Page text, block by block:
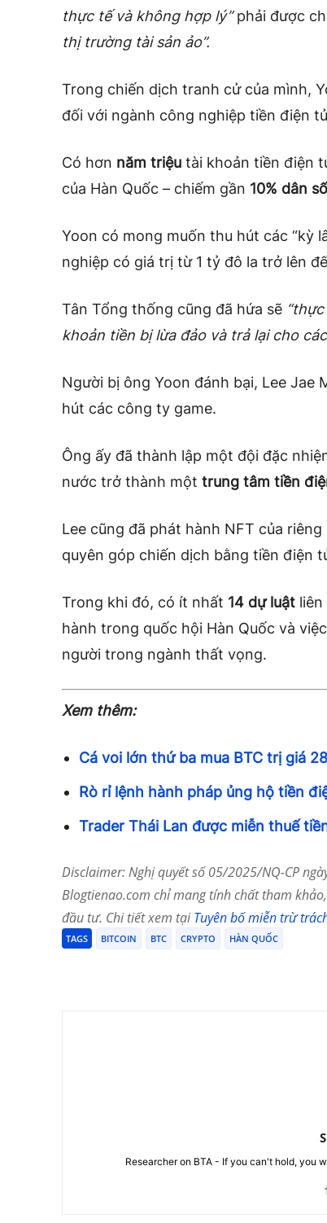
thực tế và không hợp lý”phải được
thị trường tài sản ảo”.
Trong chiến dịch tranh cử của mình,
đối với ngành công nghiệp tiền điện
Có hơn năm triệu tài khoản tiền điện
của Hàn Quốc – chiếm gần 10% dân số
Yoon có mong muốn thu hút các “kỳ
nghiệp có giá trị từ 1 tỷ đô la trở lên
Tân Tổng thống cũng đã hứa sẽ
khoản tiền bị lừa đảo và trả lại cho
Người bị ông Yoon đánh bại, Lee
hút các công ty game.
Ông ấy đã thành lập một đội đặc
nước trở thành một trung tâm tiền
Lee cũng đã phát hành NFT của
quyên góp chiến dịch bằng tiền điện
Trong khi đó, có ít nhất 14 dự luật
hành trong quốc hội Hàn Quốc và
người trong ngành thất vọng.
Xem thêm:
Cá voi lớn thứ ba mua BTC trị giá
Rò rỉ lệnh hành pháp ủng hộ tiền
Trader Thái Lan được miễn thuế
Disclaimer: Nghị quyết số 05/2025/NQ-CP
Blogtienao.com chỉ mang tính chất tham
đầu tư. Chi tiết xem tạiTuyên bố miễn trừ
TAGS BITCOIN BTC CRYPTO HÀN QUỐC
Researcher on BTA - If you can't hold, you